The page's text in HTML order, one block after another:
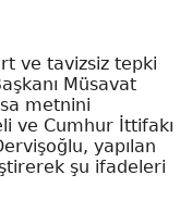
ve tavizsiz tepki
Müsavat
metnini
ve Cumhur İttifakı
yapılan
şu ifadeleri